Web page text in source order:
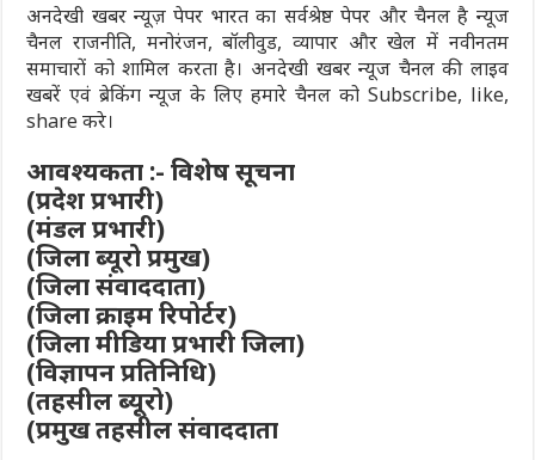
अनदेखी खबर न्यूज़ पेपर भारत का सर्वश्रेष्ठ पेपर और चैनल है न्यूज
चैनल राजनीति, मनोरंजन, बॉलीवुड, व्यापार और खेल में नवीनतम
समाचारों को शामिल करता है। अनदेखी खबर न्यूज चैनल की लाइव
खबरें एवं ब्रेकिंग न्यूज के लिए हमारे चैनल को Subscribe, like,
share करे।
आवश्यकता :- विशेष सूचना
(प्रदेश प्रभारी)
(मंडल प्रभारी)
(जिला ब्यूरो प्रमुख)
(जिला संवाददाता)
(जिला क्राइम रिपोर्टर)
(जिला मीडिया प्रभारी जिला)
(विज्ञापन प्रतिनिधि)
(तहसील ब्यूरो)
(प्रमुख तहसील संवाददाता